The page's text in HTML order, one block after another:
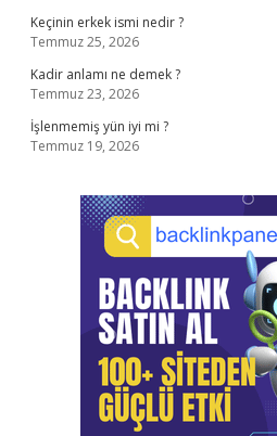
Keçinin erkek ismi nedir ?
Temmuz 25, 2026
Kadir anlamı ne demek ?
Temmuz 23, 2026
İşlenmemiş yün iyi mi ?
Temmuz 19, 2026